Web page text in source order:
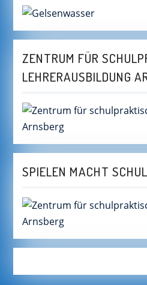
ZENTRUM FÜR
LEHRERAUSBILDUNG
SPIELEN MACHT